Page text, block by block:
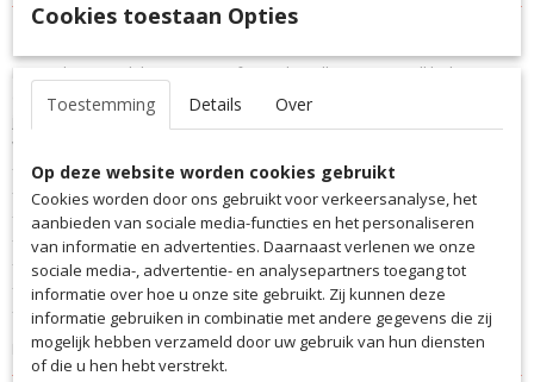
Productcode
EAN code
1668
Productcode leverancier
Omschrijving
Let op, hier wordt het innovatief. Met de Saller Return Ball heb je een
echt modern trainingsapparaat in handen waarmee je
je schiettechniek en balacceptatie heel eenvoudig zelf kunt
verbeteren. Ook ideaal voor keeperstechniektraining.
- Machinaal genaaid
- Zacht PVC-materiaal
- Modern trainingsapparaat om veldspelers en keepers te verbeteren
- Ideaal voor technische training
- Bal met gereduceerd gewicht / ca. 300 g
- Inclusief superelastisch, variabel verstelbaar koord / ca. 2,50 m
- Blaas: 7 -vleugelblaas gemaakt van natuurlijke latex
Maat: 5
Cookies toestaan Opties
Toestemming Details Over
Op deze website worden cookies gebruikt
Cookies worden door ons gebruikt voor verkeersanalyse, het
aanbieden van sociale media-functies en het personaliseren
van informatie en advertenties. Daarnaast verlenen we onze
sociale media-, advertentie- en analysepartners toegang tot
informatie over hoe u onze site gebruikt. Zij kunnen deze
informatie gebruiken in combinatie met andere gegevens die zij
mogelijk hebben verzameld door uw gebruik van hun diensten
of die u hen hebt verstrekt.